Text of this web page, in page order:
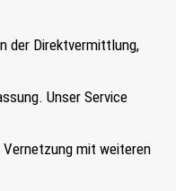
der Direktvermittlung,
Unser Service
mit weiteren